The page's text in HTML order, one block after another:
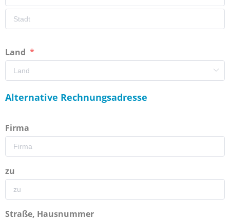
Land
Alternative Rechnungsadresse
Firma
zu
Straße, Hausnummer